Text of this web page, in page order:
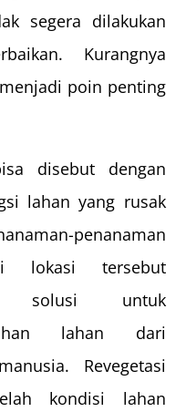
segera dilakukan
Kurangnya
poin penting
disebut dengan
lahan yang rusak
penanaman
lokasi tersebut
solusi untuk
lahan dari
Revegetasi
kondisi lahan